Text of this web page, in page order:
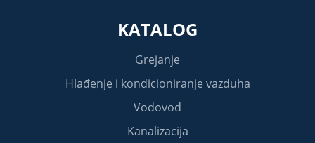
KATALOG
Grejanje
Hlađenje i kondicioniranje vazduha
Vodovod
Kanalizacija